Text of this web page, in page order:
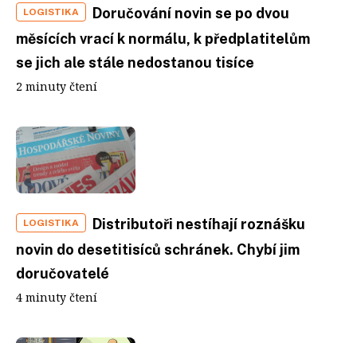
LOGISTIKA
Doručování novin se po dvou
měsících vrací k normálu, k předplatitelům
se jich ale stále nedostanou tisíce
2 minuty čtení
LOGISTIKA
Distributoři nestíhají roznášku
novin do desetitisíců schránek. Chybí jim
doručovatelé
4 minuty čtení